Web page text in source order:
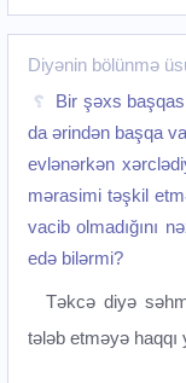
Diyənin bölünmə
Bir şəxs
da ərindən başqa
evlənərkən
mərasimi təşkil
vacib olmadığını
edə bilərmi?
Təkcə diyə
tələb etməyə haqqı